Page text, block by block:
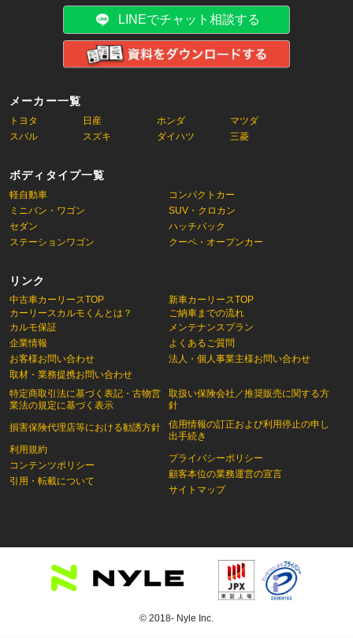
メーカー一覧
トヨタ 日産 ホンダ
マツダ
スバル
スズキ ダイハツ 三菱
ボディタイプ一覧
軽自動車
コンパクトカー
ミニバン・ワゴン
SUV・クロカン
セダン
ハッチバック
ステーションワゴン
クーペ・オープンカー
リンク
中古車カーリースTOP
カーリースカルモくんとは？
新車カーリースTOP
ご納車までの流れ
カルモ保証
企業情報
お客様お問い合わせ
取材・業務提携お問い合わせ
特定商取引法に基づく表記・古物営
業法の規定に基づく表示
損害保険代理店等における勧誘方針
利用規約
コンテンツポリシー
引用・転載について
メンテナンスプラン
よくあるご質問
法人・個人事業主様お問い合わせ
取扱い保険会社／推奨販売に関する方
針
信用情報の訂正および利用停止の申し
出手続き
プライバシーポリシー
顧客本位の業務運営の宣言
サイトマップ
LINEでチャット相談する
© 2018- Nyle Inc.